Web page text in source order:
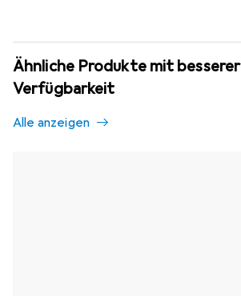
Ähnliche Produkte mit besserer
Verfügbarkeit
Alle anzeigen